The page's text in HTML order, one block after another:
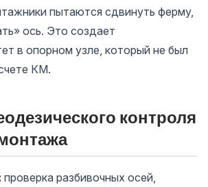
пытаются сдвинуть ферму,
ось. Это создает
в опорном узле, который не был
КМ.
контроля
проверка разбивочных осей,